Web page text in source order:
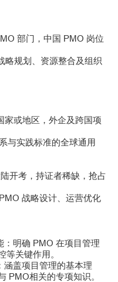
部门，中国 PMO 岗位
略规划、资源整合及组织
家或地区，外企及跨国项
与实践标准的全球通用
开考，持证者稀缺，抢占
战略设计、运营优化
：明确 PMO 在项目管理
等关键作用。
涵盖项目管理的基本理
PMO相关的专项知识。